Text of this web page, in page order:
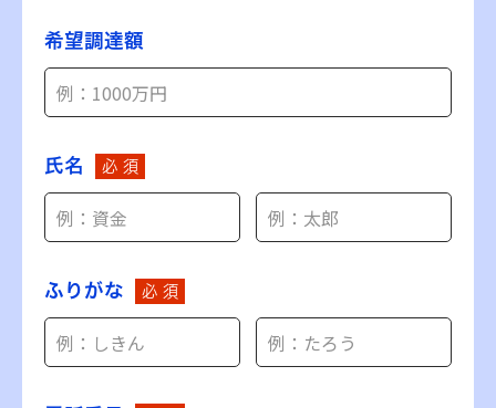
希望調達額
氏名 必 須
ふりがな 必 須